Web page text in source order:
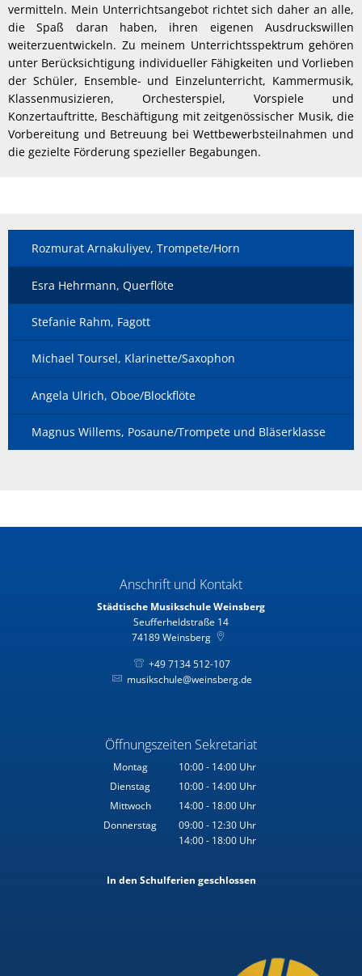
vermitteln. Mein Unterrichtsangebot richtet sich daher an alle,
die Spaß daran haben, ihren eigenen Ausdruckswillen
weiterzuentwickeln. Zu meinem Unterrichtsspektrum gehören
unter Berücksichtigung individueller Fähigkeiten und Vorlieben
der Schüler, Ensemble- und Einzelunterricht, Kammermusik,
Klassenmusizieren, Orchesterspiel, Vorspiele und
Konzertauftritte, Beschäftigung mit zeitgenössischer Musik, die
Vorbereitung und Betreuung bei Wettbewerbsteilnahmen und
die gezielte Förderung spezieller Begabungen.
Rozmurat Arnakuliyev, Trompete/Horn
Esra Hehrmann, Querflöte
Stefanie Rahm, Fagott
Michael Toursel, Klarinette/Saxophon
Angela Ulrich, Oboe/Blockflöte
Magnus Willems, Posaune/Trompete und Bläserklasse
Anschrift und Kontakt
Städtische Musikschule Weinsberg
Seufferheldstraße 14
74189Weinsberg
+49 7134 512-107
musikschule@weinsberg.de
Öffnungszeiten Sekretariat
Montag 10:00- 14:00 Uhr
Von 10:00 bis 14:00 Uhr
Dienstag 10:00- 14:00 Uhr
Von 10:00 bis 14:00 Uhr
Mittwoch 14:00- 18:00 Uhr
Von 14:00 bis 18:00 Uhr
Donnerstag 09:00- 12:30 Uhr
Von 09:00 bis 12:30 Uhr
14:00- 18:00 Uhr
In den Schulferien geschlossen